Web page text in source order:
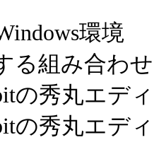
環境
る組み合わせ
秀丸エディ
秀丸エディ